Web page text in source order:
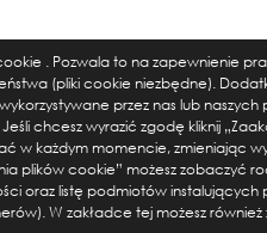
. Pozwala to na zapewnienie
(pliki cookie niezbędne).
przez nas lub
chcesz wyrazić zgodę kliknij
w każdym momencie, zmieniając
plików cookie” możesz zobaczyć
oraz listę podmiotów instalujących
W zakładce tej możesz również